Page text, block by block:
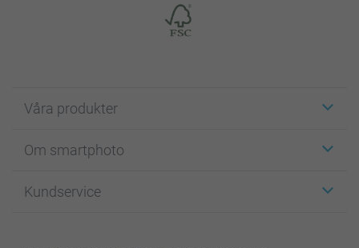
Våra produkter
Fotokort
Fotoböcker
Om smartphoto
För affiliates
Kundservice